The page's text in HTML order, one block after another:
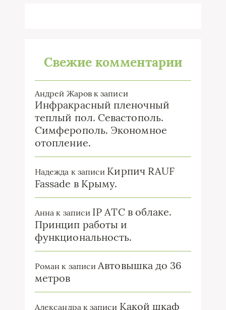
Свежие комментарии
Андрей Жаровк записи
Инфракрасный пленочный
теплый пол. Севастополь.
Симферополь. Экономное
отопление.
Надежда к записи Кирпич RAUF
Fassade в Крыму.
Анна к записи IP ATC в облаке.
Принцип работы и
функциональность.
Роман к записиАвтовышка до 36
метров
Александрак записи Какой шкаф